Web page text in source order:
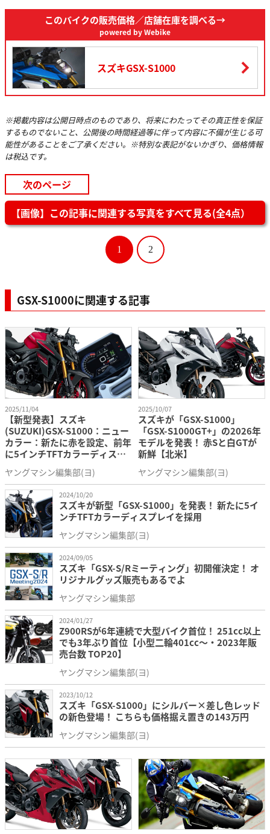
フルトランジスタ式
潤滑方式 圧送式
潤滑油容量 3.4L
燃料タンク容量 19L
変速機形式 常時噛合式6段リターン
変速比
2速
3速 1.714
4速 1.500
1.360
減速比（1次 / 2次） 1.553 / 2.588
フレーム形式 ダイヤモンド
キャスター / トレール 25°/ 100mm
ブレーキ形式（前 / 後）
油圧式ダブルディスク（ABS） / 油圧式
シングルディスク（ABS）
タイヤサイズ（前 / 後）
120/70ZR17M/C（58W） /
190/50ZR17M/C（73W）
舵取り角左右 31°
排出ガス基準
平成32年（令和2年）国内排出ガス規制
このバイクの販売価格／店舗在庫を調べる→
powered by Webike
スズキGSX-S1000
※掲載内容は公開日時点のものであり、将来にわたってその真正性を保証
するものでないこと、公開後の時間経過等に伴って内容に不備が生じる可
能性があることをご了承ください。※特別な表記がないかぎり、価格情報
は税込です。
次のページ
【画像】この記事に関連する写真をすべて見る(全4点）
1 2
GSX-S1000に関連する記事
2025/11/04
【新型発表】スズキ
(SUZUKI)GSX-S1000：ニュー
カラー：新たに赤を設定、前年
に5インチTFTカラーディスプ
ヤングマシン編集部(ヨ)
2025/10/07
スズキが「GSX-S1000」
「GSX-S1000GT+」の2026年
モデルを発表！ 赤Sと白GTが
新鮮【北米】
ヤングマシン編集部(ヨ)
2024/10/20
スズキが新型「GSX-S1000」を発表！ 新たに5イ
ンチTFTカラーディスプレイを採用
ヤングマシン編集部(ヨ)
2024/09/05
スズキ「GSX-S/Rミーティング」初開催決定！ オ
リジナルグッズ販売もあるでよ
ヤングマシン編集部
2024/01/27
Z900RSが6年連続で大型バイク首位！ 251cc以上
でも3年ぶり首位【小型二輪401cc～・2023年販
売台数 TOP20】
ヤングマシン編集部(ヨ)
2023/10/12
スズキ「GSX-S1000」にシルバー×差し色レッド
の新色登場！ こちらも価格据え置きの143万円
ヤングマシン編集部(ヨ)